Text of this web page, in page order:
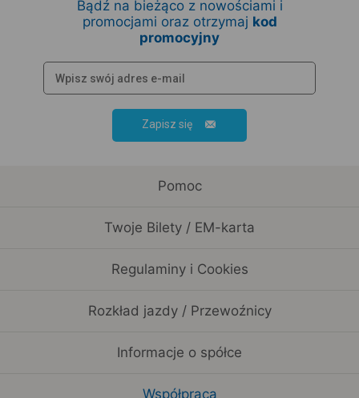
Bądź na bieżąco z nowościami i
promocjami oraz otrzymaj kod
promocyjny
Zapisz się
Pomoc
Twoje Bilety / EM-karta
Regulaminy i Cookies
Rozkład jazdy / Przewoźnicy
Informacje o spółce
Współpraca